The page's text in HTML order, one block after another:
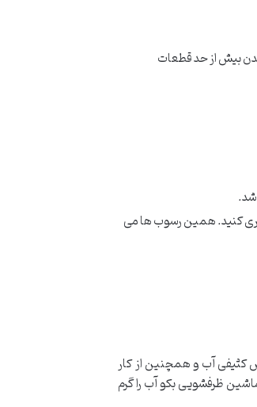
بیش از حد قطعات
کنید. همین رسوب ها می
کثیفی آب و همچنین از کار
ظرفشویی بکو آب را گرم